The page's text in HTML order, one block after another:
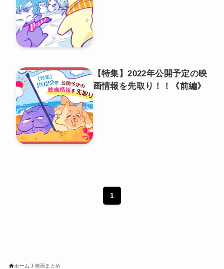
【特集】2022年公開予定の映
画情報を先取り！！《前編》
1
ホーム 映画まとめ